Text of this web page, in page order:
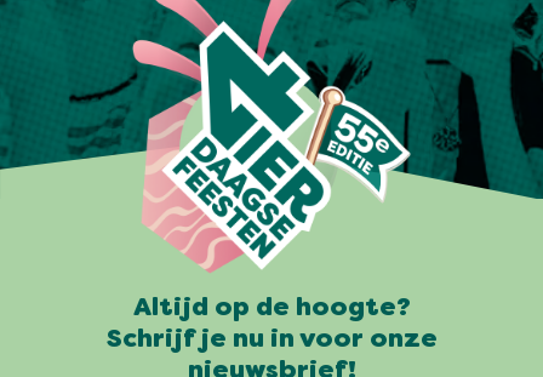
Altijd op de hoogte?
Schrijf je nu in voor onze